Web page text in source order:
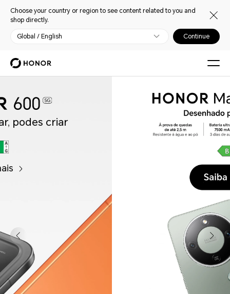
Choose your country or region to see content related to you and
shop directly.
Global / English Continue